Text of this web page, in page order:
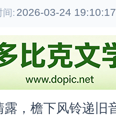
间: 2026-03-24
露，檐下风铃递旧